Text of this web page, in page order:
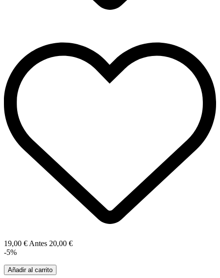
19,00 € Antes 20,00 €
-5%
Añadir al carrito